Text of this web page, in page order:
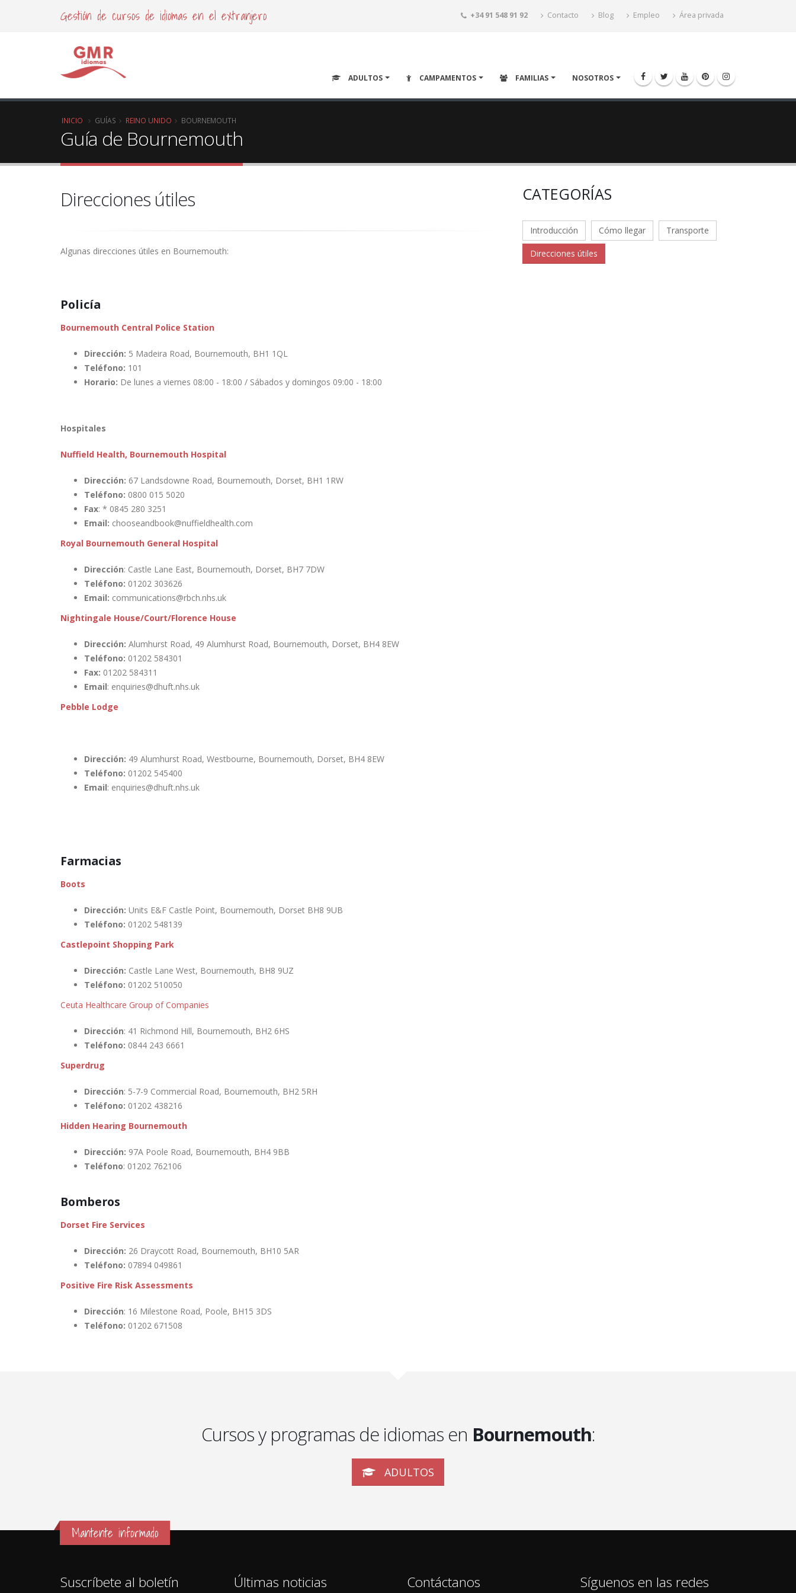
Gestión de cursos de idiomas en el extranjero +34 91 548 91 92 Contacto Blog Empleo Área privada
ADULTOS CAMPAMENTOS FAMILIAS NOSOTROS
INICIO GUÍAS REINO UNIDO BOURNEMOUTH
Guía de Bournemouth
Direcciones útiles
Algunas direcciones útiles en Bournemouth:
Policía
Bournemouth Central Police Station
Dirección: 5 Madeira Road, Bournemouth, BH1 1QL
Teléfono: 101
Horario: De lunes a viernes 08:00 - 18:00 / Sábados y domingos 09:00 - 18:00
Hospitales
Nuffield Health, Bournemouth Hospital
Dirección: 67 Landsdowne Road, Bournemouth, Dorset, BH1 1RW
Teléfono: 0800 015 5020
Fax: * 0845 280 3251
Email: chooseandbook@nuffieldhealth.com
Royal Bournemouth General Hospital
Dirección: Castle Lane East, Bournemouth, Dorset, BH7 7DW
Teléfono: 01202 303626
Email: communications@rbch.nhs.uk
Nightingale House/Court/Florence House
Dirección: Alumhurst Road, 49 Alumhurst Road, Bournemouth, Dorset, BH4 8EW
Teléfono: 01202 584301
Fax: 01202 584311
Email: enquiries@dhuft.nhs.uk
Pebble Lodge
Dirección: 49 Alumhurst Road, Westbourne, Bournemouth, Dorset, BH4 8EW
Teléfono: 01202 545400
Email: enquiries@dhuft.nhs.uk
Farmacias
Boots
Dirección: Units E&F Castle Point, Bournemouth, Dorset BH8 9UB
Teléfono: 01202 548139
Castlepoint Shopping Park
Dirección: Castle Lane West, Bournemouth, BH8 9UZ
Teléfono: 01202 510050
Ceuta Healthcare Group of Companies
Dirección: 41 Richmond Hill, Bournemouth, BH2 6HS
Teléfono: 0844 243 6661
Superdrug
Dirección: 5-7-9 Commercial Road, Bournemouth, BH2 5RH
Teléfono: 01202 438216
Hidden Hearing Bournemouth
Dirección: 97A Poole Road, Bournemouth, BH4 9BB
Teléfono: 01202 762106
Bomberos
Dorset Fire Services
Dirección: 26 Draycott Road, Bournemouth, BH10 5AR
Teléfono: 07894 049861
Positive Fire Risk Assessments
Dirección: 16 Milestone Road, Poole, BH15 3DS
Teléfono: 01202 671508
CATEGORÍAS
Introducción Cómo llegar Transporte
Direcciones útiles
Cursos y programas de idiomas en Bournemouth:
ADULTOS
Mantente informado
Suscríbete al boletín Últimas noticias Contáctanos Síguenos en las redes